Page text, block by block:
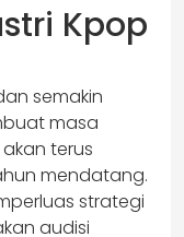
Kpop
semakin
masa
terus
mendatang.
strategi
audisi